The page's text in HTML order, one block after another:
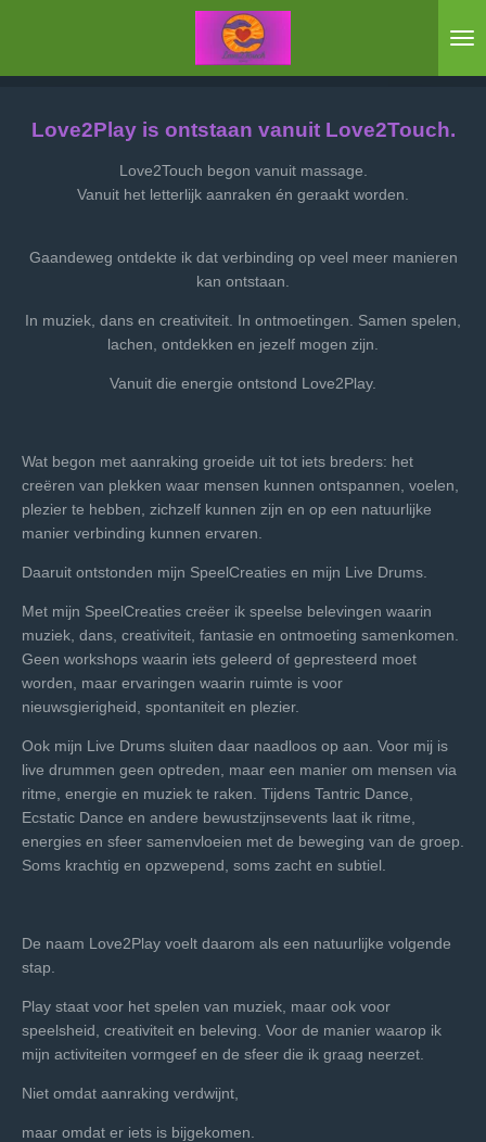
Love2Play is ontstaan vanuit Love2Touch.
Love2Touch begon vanuit massage.
Vanuit het letterlijk aanraken én geraakt worden.
Gaandeweg ontdekte ik dat verbinding op veel meer manieren
kan ontstaan.
In muziek, dans en creativiteit. In ontmoetingen. Samen spelen,
lachen, ontdekken en jezelf mogen zijn.
Vanuit die energie ontstond Love2Play.
Wat begon met aanraking groeide uit tot iets breders: het
creëren van plekken waar mensen kunnen ontspannen, voelen,
plezier te hebben, zichzelf kunnen zijn en op een natuurlijke
manier verbinding kunnen ervaren.
Daaruit ontstonden mijn SpeelCreaties en mijn Live Drums.
Met mijn SpeelCreaties creëer ik speelse belevingen waarin
muziek, dans, creativiteit, fantasie en ontmoeting samenkomen.
Geen workshops waarin iets geleerd of gepresteerd moet
worden, maar ervaringen waarin ruimte is voor
nieuwsgierigheid, spontaniteit en plezier.
Ook mijn Live Drums sluiten daar naadloos op aan. Voor mij is
live drummen geen optreden, maar een manier om mensen via
ritme, energie en muziek te raken. Tijdens Tantric Dance,
Ecstatic Dance en andere bewustzijnsevents laat ik ritme,
energies en sfeer samenvloeien met de beweging van de groep.
Soms krachtig en opzwepend, soms zacht en subtiel.
De naam Love2Play voelt daarom als een natuurlijke volgende
stap.
Play staat voor het spelen van muziek, maar ook voor
speelsheid, creativiteit en beleving. Voor de manier waarop ik
mijn activiteiten vormgeef en de sfeer die ik graag neerzet.
Niet omdat aanraking verdwijnt,
maar omdat er iets is bijgekomen.